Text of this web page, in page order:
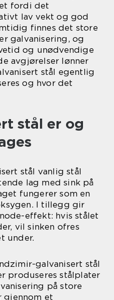
fordi det
lav vekt og god
finnes det store
galvanisering, og
og unødvendige
avgjørelser lønner
stål egentlig
og hvor det
stål er og
stål vanlig stål
lag med sink på
fungerer som en
I tillegg gir
effekt: hvis stålet
vil sinken ofres
under.
galvanisert stål
produseres stålplater
på store
gjennom et